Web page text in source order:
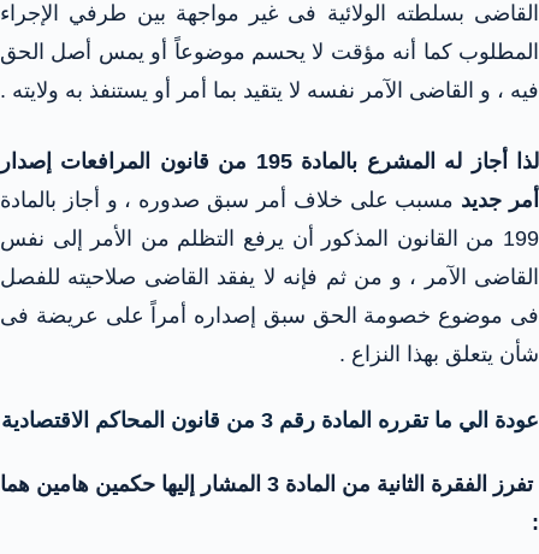
القاضى بسلطته الولائية فى غير مواجهة بين طرفي الإجراء
المطلوب كما أنه مؤقت لا يحسم موضوعاً أو يمس أصل الحق
فيه ، و القاضى الآمر نفسه لا يتقيد بما أمر أو يستنفذ به ولايته .
لذا أجاز له المشرع بالمادة 195 من قانون المرافعات إصدار
أمر جديد مسبب على خلاف أمر سبق صدوره ، و أجاز بالمادة
199 من القانون المذكور أن يرفع التظلم من الأمر إلى نفس
القاضى الآمر ، و من ثم فإنه لا يفقد القاضى صلاحيته للفصل
فى موضوع خصومة الحق سبق إصداره أمراً على عريضة فى
شأن يتعلق بهذا النزاع .
عودة الي ما تقرره المادة رقم 3 من قانون المحاكم الاقتصادية
تفرز الفقرة الثانية من المادة 3 المشار إليها حكمين هامين هما
: